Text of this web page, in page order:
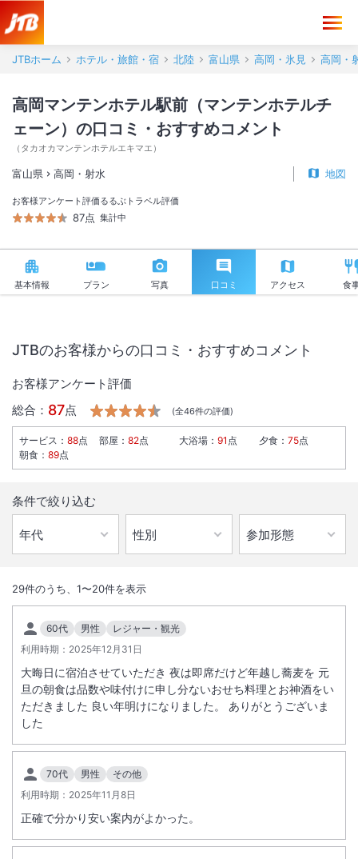
JTBホーム ホテル・旅館・宿 北陸 富山県 高岡・氷見 高岡・
高岡マンテンホテル駅前（マンテンホテルチ
ェーン）の口コミ・おすすめコメント
（ タカオカマンテンホテルエキマエ ）
富山県 高岡・射水 地図
お客様アンケート評価
87点
るるぶトラベル評価
集計中
基本情報 プラン 写真 口コミ アクセス 食
高岡駅・提携駐車場から屋根付きデッキで直結、徒歩1分。館内大浴
場 サウナ・水風呂あり。全室禁煙ルーム。朝食は「なつかしの惣菜、
北陸の味」選べる和朝食・洋朝食をご用意。ビジネス・観光の拠点に便
利。
総客室数233室
INチェックイン
15:00/ OUT チェックアウト
11:00
大浴場あり
駐車場あり
JTBのお客様からの口コミ・おすすめコメント
お客様アンケート評価
総合： 87点 (全46件の評価)
サービス ： 88点 部屋 ： 82点 大浴場 ： 91 点 夕食 ： 75点
朝食 ： 89点
条件で絞り込む
29件のうち、 1〜20件を表示
60代 男性
レジャー・観光
利用時期： 2025年12月31日
大晦日に宿泊させていただき 夜は即席だけど年越し蕎麦を 元
旦の朝食は品数や味付けに申し分ないおせち料理とお神酒をい
ただきました 良い年明けになりました。 ありがとうございま
した
70代 男性
その他
利用時期： 2025年11月8日
正確で分かり安い案内がよかった。